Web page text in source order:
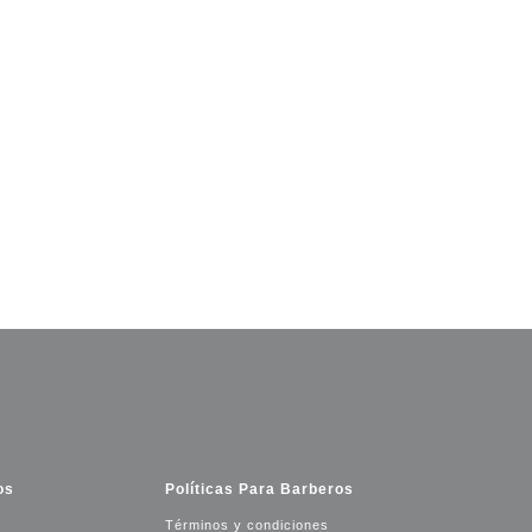
Políticas Para Barberos
Términos y condiciones